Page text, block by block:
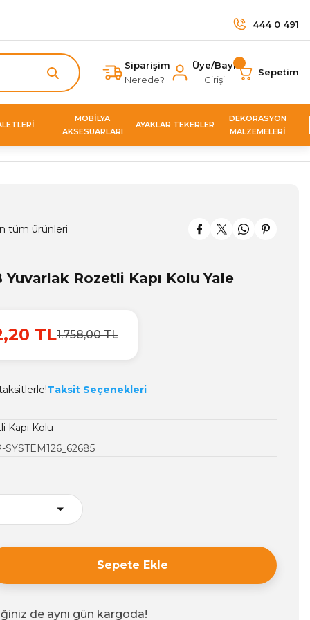
444 0 491
Siparişim
Nerede?
Üye/Bayi
Girişi
Sepetim
MOBİLYA
AKSESUARLARI
AYAKLAR TEKERLER
DEKORASYON
MALZEMELERİ
tüm ürünleri
Yuvarlak Rozetli Kapı Kolu Yale
TL1.758,00 TL
Taksit Seçenekleri
Kapı Kolu
SYSTEM126_62685
Sepete Ekle
de aynı gün kargoda!